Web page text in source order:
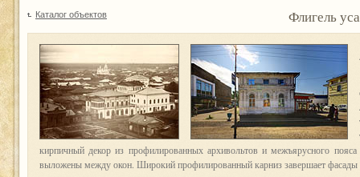
Каталог объектов Флигель
кирпичный декор из профилированных архивольтов и межъярусного
выложены между окон. Широкий профилированный карниз завершает фасады